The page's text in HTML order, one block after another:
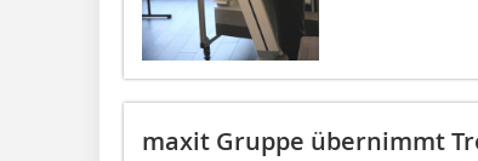
maxit Gruppe übernimmt